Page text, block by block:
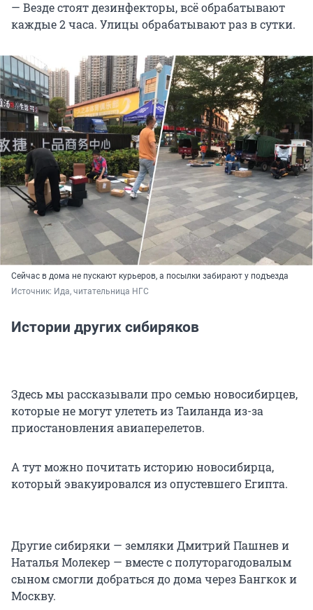
— Везде стоят дезинфекторы, всё обрабатывают
каждые 2 часа. Улицы обрабатывают раз в сутки.
Сейчас в дома не пускают курьеров, а посылки забирают у подъезда
Источник: Ида, читательница НГС
Истории других сибиряков
Здесь мы рассказывали про семью новосибирцев,
которые не могут улететь из Таиланда из-за
приостановления авиаперелетов.
А тут можно почитать историю новосибирца,
который эвакуировался из опустевшего Египта.
Другие сибиряки — земляки Дмитрий Пашнев и
Наталья Молекер — вместе с полуторагодовалым
сыном смогли добраться до дома через Бангкок и
Москву.